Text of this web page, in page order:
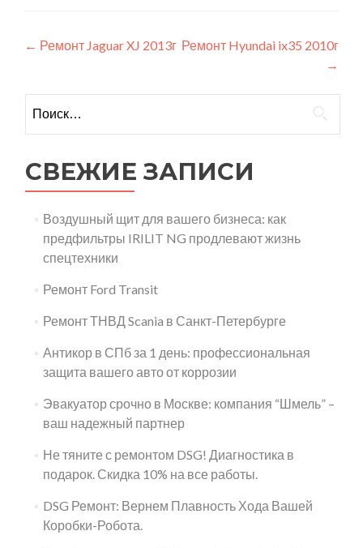
Навигация
записям
← Ремонт Jaguar XJ 2013г Ремонт Hyundai ix35 2010г
→
СВЕЖИЕ ЗАПИСИ
Воздушный щит для вашего бизнеса: как
предфильтры IRILIT NG продлевают жизнь
спецтехники
Ремонт Ford Transit
Ремонт ТНВД Scania в Санкт-Петербурге
Антикор в СПб за 1 день: профессиональная
защита вашего авто от коррозии
Эвакуатор срочно в Москве: компания “Шмель” –
ваш надежный партнер
Не тяните с ремонтом DSG! Диагностика в
подарок. Скидка 10% на все работы.
DSG Ремонт: Вернем Плавность Хода Вашей
Коробки-Робота.